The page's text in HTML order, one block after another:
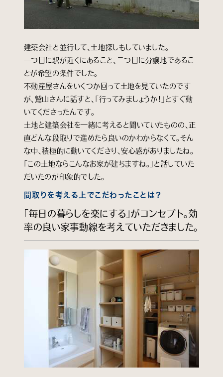
建築会社と並行して、土地探しもしていました。
一つ目に駅が近くにあること、二つ目に分譲地であるこ
とが希望の条件でした。
不動産屋さんをいくつか回って土地を見ていたのです
が、鷲山さんに話すと、「行ってみましょうか！」とすぐ動
いてくださったんです。
土地と建築会社を一緒に考えると聞いていたものの、正
直どんな段取りで進めたら良いのかわからなくて。そん
な中、積極的に動いてくださり、安心感がありましたね。
「この土地ならこんなお家が建ちますね。」と話していた
だいたのが印象的でした。
間取りを考える上でこだわったことは？
「毎日の暮らしを楽にする」がコンセプト。効
率の良い家事動線を考えていただきました。